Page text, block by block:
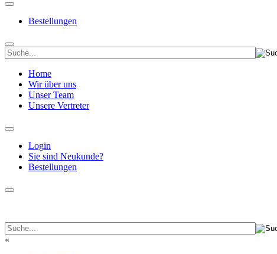
Bestellungen
Home
Wir über uns
Unser Team
Unsere Vertreter
Login
Sie sind Neukunde?
Bestellungen
«